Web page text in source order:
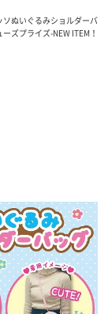
ぬいぐるみショルダーバ
ズプライズ-NEW ITEM！